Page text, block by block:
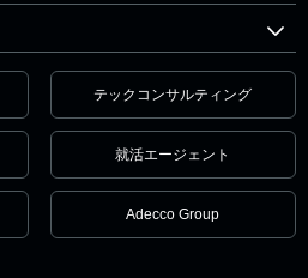
テックコンサルティング
就活エージェント
Adecco Group